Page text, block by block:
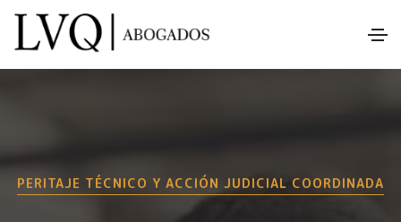
PERITAJE TÉCNICO Y ACCIÓN JUDICIAL COORDINADA